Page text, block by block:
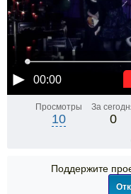
00:00
Просмотры
10
За
0
Поддержите